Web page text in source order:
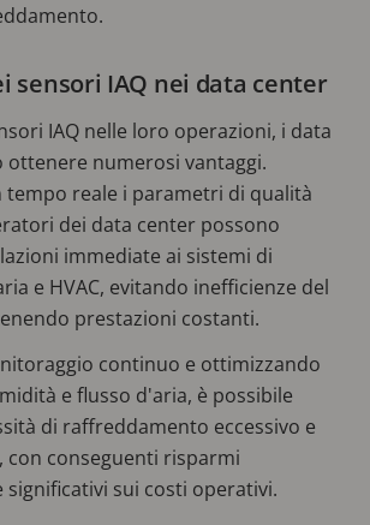
sensori IAQ nei data center
IAQ nelle loro operazioni, i data
ottenere numerosi vantaggi.
reale i parametri di qualità
dei data center possono
immediate ai sistemi di
e HVAC, evitando inefficienze del
prestazioni costanti.
continuo e ottimizzando
e flusso d'aria, è possibile
di raffreddamento eccessivo e
con conseguenti risparmi
sui costi operativi.